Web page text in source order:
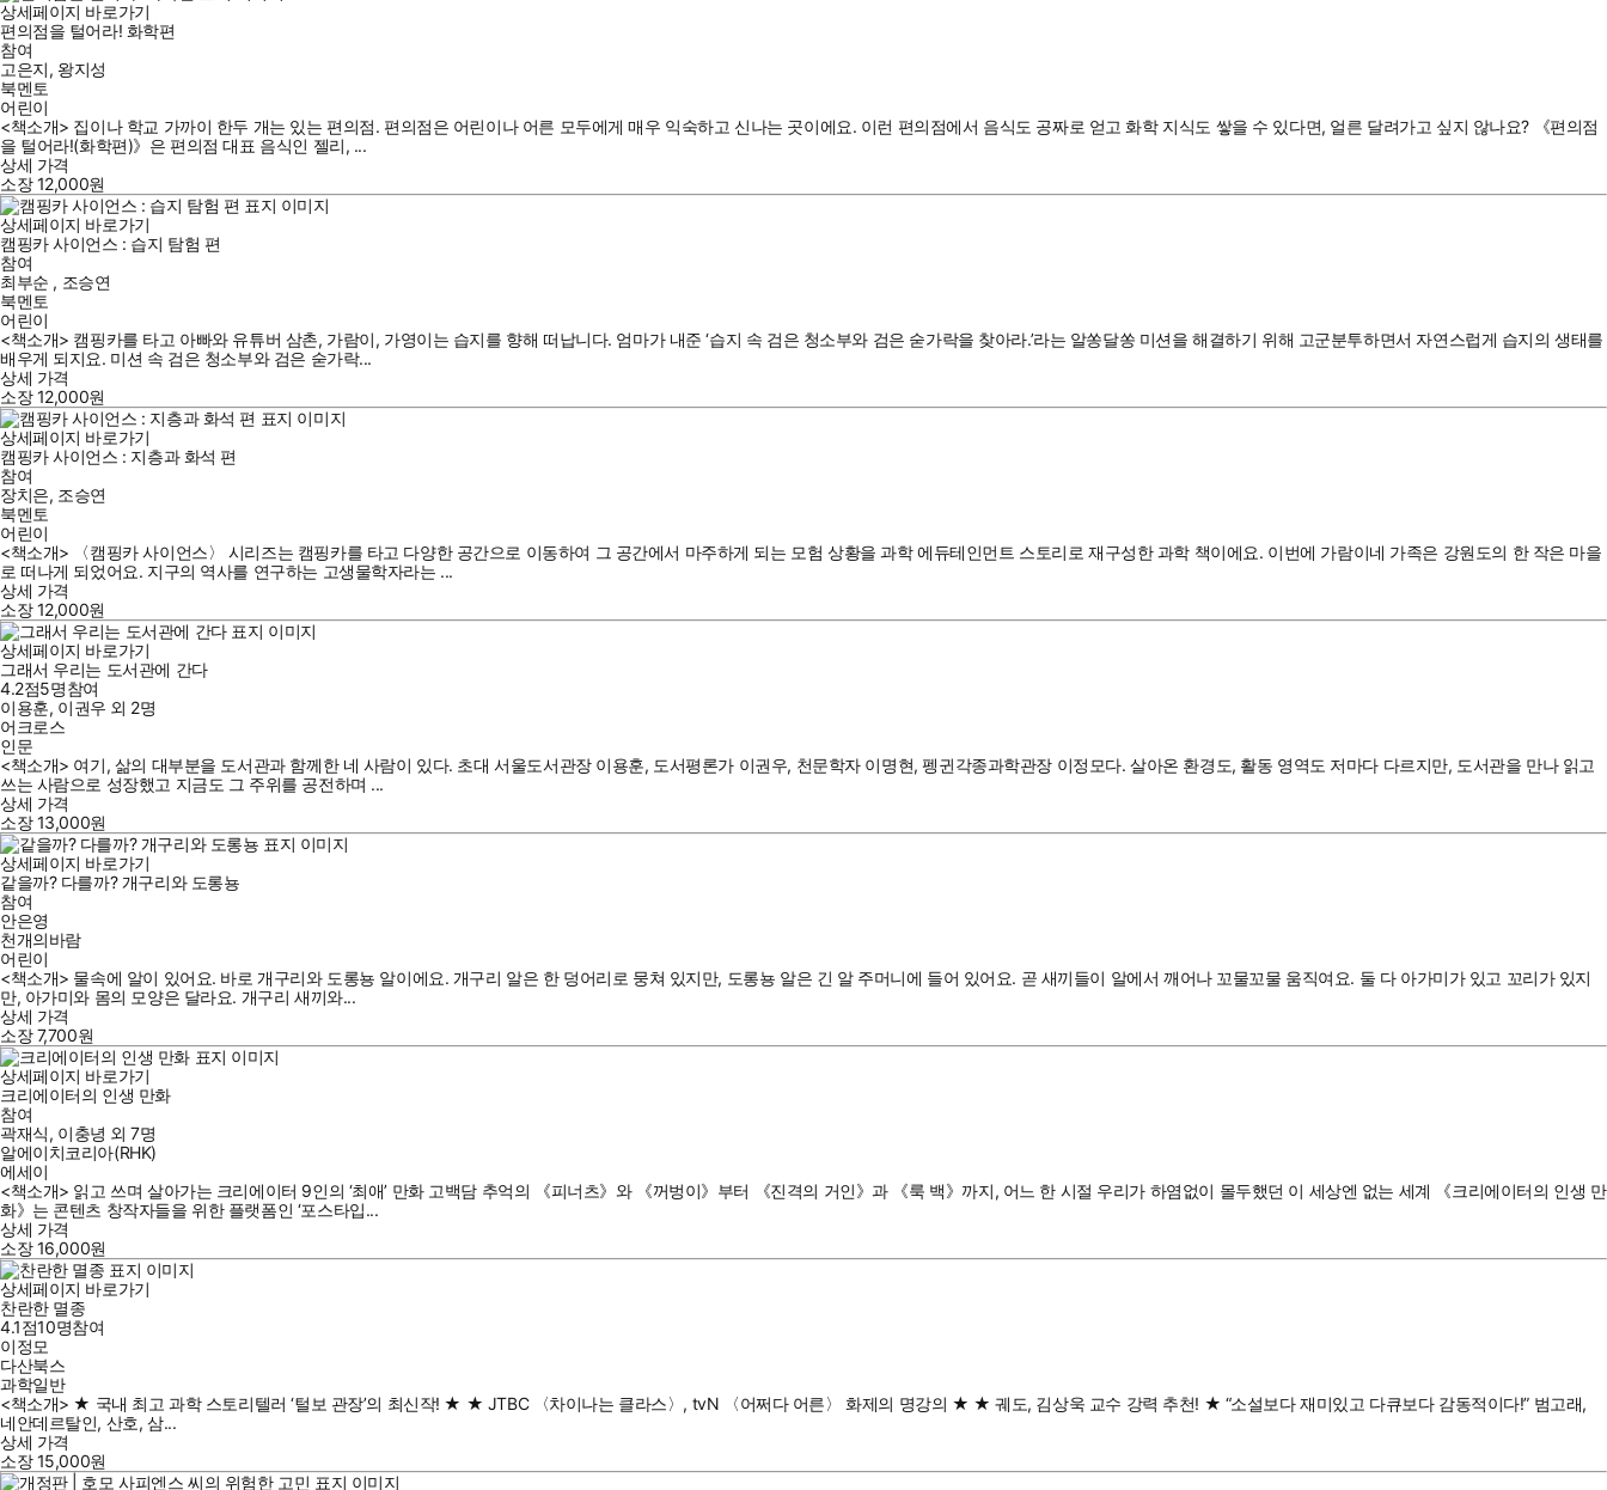
상세페이지 바로가기
편의점을 털어라! 화학편
참여
고은지, 왕지성
북멘토
어린이
<책소개> 집이나 학교 가까이 한두 개는 있는 편의점. 편의점은 어린이나 어른 모두에게 매우 익숙하고 신나는 곳이에요. 이런 편의점에서 음식도 공짜로 얻고 화학 지식도 쌓을 수 있다면, 얼른 달려가고 싶지 않나요? 《편의점
을 털어라!(화학편)》은 편의점 대표 음식인 젤리, ...
상세 가격
소장12,000원
상세페이지 바로가기
캠핑카 사이언스 : 습지 탐험 편
참여
최부순 , 조승연
북멘토
어린이
<책소개> 캠핑카를 타고 아빠와 유튜버 삼촌, 가람이, 가영이는 습지를 향해 떠납니다. 엄마가 내준 ‘습지 속 검은 청소부와 검은 숟가락을 찾아라.’라는 알쏭달쏭 미션을 해결하기 위해 고군분투하면서 자연스럽게 습지의 생태를
배우게 되지요. 미션 속 검은 청소부와 검은 숟가락...
상세 가격
소장12,000원
상세페이지 바로가기
캠핑카 사이언스 : 지층과 화석 편
참여
장치은, 조승연
북멘토
어린이
<책소개> 〈캠핑카 사이언스〉 시리즈는 캠핑카를 타고 다양한 공간으로 이동하여 그 공간에서 마주하게 되는 모험 상황을 과학 에듀테인먼트 스토리로 재구성한 과학 책이에요. 이번에 가람이네 가족은 강원도의 한 작은 마을
로 떠나게 되었어요. 지구의 역사를 연구하는 고생물학자라는 ...
상세 가격
소장12,000원
상세페이지 바로가기
그래서 우리는 도서관에 간다
4.2점5명참여
이용훈, 이권우 외 2명
어크로스
인문
<책소개> 여기, 삶의 대부분을 도서관과 함께한 네 사람이 있다. 초대 서울도서관장 이용훈, 도서평론가 이권우, 천문학자 이명현, 펭귄각종과학관장 이정모다. 살아온 환경도, 활동 영역도 저마다 다르지만, 도서관을 만나 읽고
쓰는 사람으로 성장했고 지금도 그 주위를 공전하며 ...
상세 가격
소장13,000원
상세페이지 바로가기
같을까? 다를까? 개구리와 도롱뇽
참여
안은영
천개의바람
어린이
<책소개> 물속에 알이 있어요. 바로 개구리와 도롱뇽 알이에요. 개구리 알은 한 덩어리로 뭉쳐 있지만, 도롱뇽 알은 긴 알 주머니에 들어 있어요. 곧 새끼들이 알에서 깨어나 꼬물꼬물 움직여요. 둘 다 아가미가 있고 꼬리가 있지
만, 아가미와 몸의 모양은 달라요. 개구리 새끼와...
상세 가격
소장7,700원
상세페이지 바로가기
크리에이터의 인생 만화
참여
곽재식, 이충녕 외7명
알에이치코리아(RHK)
에세이
<책소개> 읽고 쓰며 살아가는 크리에이터 9인의 ‘최애’ 만화 고백담 추억의 《피너츠》와 《꺼벙이》부터 《진격의 거인》과 《룩 백》까지, 어느 한 시절 우리가 하염없이 몰두했던 이 세상엔 없는 세계 《크리에이터의 인생 만
화》는 콘텐츠 창작자들을 위한 플랫폼인 ‘포스타입...
상세 가격
소장16,000원
상세페이지 바로가기
찬란한 멸종
4.1점10명참여
이정모
다산북스
과학일반
<책소개> ★ 국내 최고 과학 스토리텔러 ‘털보 관장’의 최신작! ★ ★ JTBC 〈차이나는 클라스〉, tvN 〈어쩌다 어른〉 화제의 명강의 ★ ★ 궤도, 김상욱 교수 강력 추천! ★ “소설보다 재미있고 다큐보다 감동적이다!” 범고래,
네안데르탈인, 산호, 삼...
상세 가격
소장15,000원